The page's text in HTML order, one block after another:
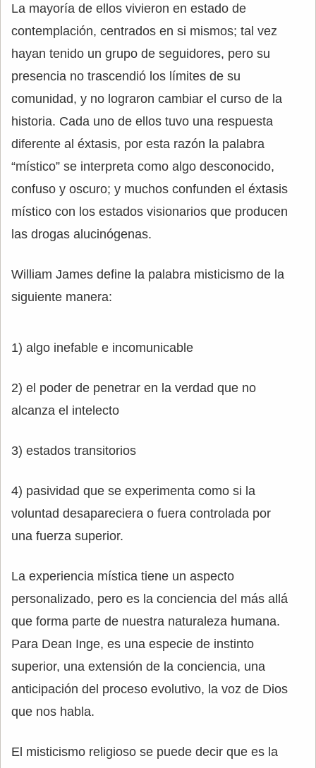
La mayoría de ellos vivieron en estado de
contemplación, centrados en si mismos; tal vez
hayan tenido un grupo de seguidores, pero su
presencia no trascendió los límites de su
comunidad, y no lograron cambiar el curso de la
historia. Cada uno de ellos tuvo una respuesta
diferente al éxtasis, por esta razón la palabra
“místico” se interpreta como algo desconocido,
confuso y oscuro; y muchos confunden el éxtasis
místico con los estados visionarios que producen
las drogas alucinógenas.
William James define la palabra misticismo de la
siguiente manera:
1) algo inefable e incomunicable
2) el poder de penetrar en la verdad que no
alcanza el intelecto
3) estados transitorios
4) pasividad que se experimenta como si la
voluntad desapareciera o fuera controlada por
una fuerza superior.
La experiencia mística tiene un aspecto
personalizado, pero es la conciencia del más allá
que forma parte de nuestra naturaleza humana.
Para Dean Inge, es una especie de instinto
superior, una extensión de la conciencia, una
anticipación del proceso evolutivo, la voz de Dios
que nos habla.
El misticismo religioso se puede decir que es la